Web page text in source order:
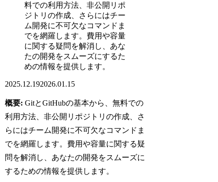
料での利用方法、非公開リポ
ジトリの作成、さらにはチー
ム開発に不可欠なコマンドま
でを網羅します。費用や容量
に関する疑問を解消し、あな
たの開発をスムーズにするた
めの情報を提供します。
2025.12.192026.01.15
概要: GitとGitHubの基本から、無料での
利用方法、非公開リポジトリの作成、さ
らにはチーム開発に不可欠なコマンドま
でを網羅します。費用や容量に関する疑
問を解消し、あなたの開発をスムーズに
するための情報を提供します。